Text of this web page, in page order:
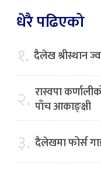
धेरै पढिएको
१. दैलेख श्रीस्थान
२. रास्वपा
पाँच आकाङ्क्षी
३. दैलेखमा फोर्स